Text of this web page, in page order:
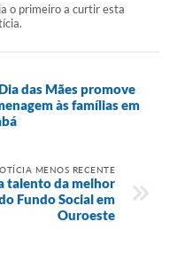
o primeiro a curtir esta
das Mães promove
às famílias em
MENOS RECENTE
talento da melhor
Fundo Social em
Ouroeste